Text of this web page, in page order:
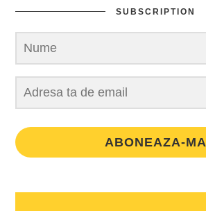
SUBSCRIPTION
ABONEAZA-MA